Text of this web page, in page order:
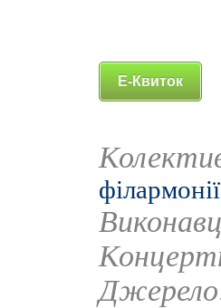
Е-Квиток
філармонії